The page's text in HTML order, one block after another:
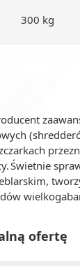
300 kg
Świetnie
ofertę